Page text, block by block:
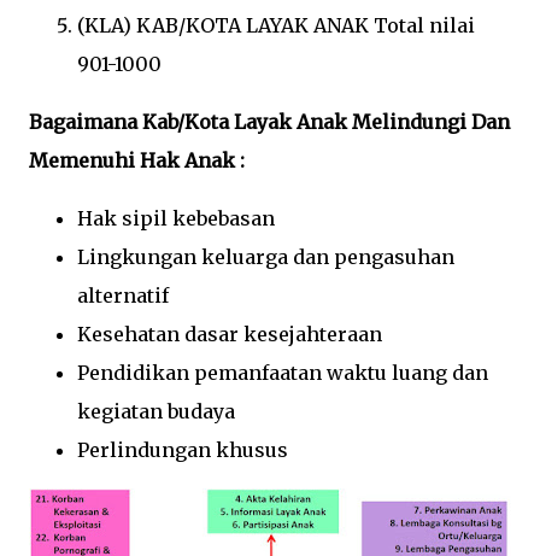
(KLA) KAB/KOTA LAYAK ANAK Total nilai
901-1000
Bagaimana Kab/Kota Layak Anak Melindungi Dan
Memenuhi Hak Anak :
Hak sipil kebebasan
Lingkungan keluarga dan pengasuhan
alternatif
Kesehatan dasar kesejahteraan
Pendidikan pemanfaatan waktu luang dan
kegiatan budaya
Perlindungan khusus